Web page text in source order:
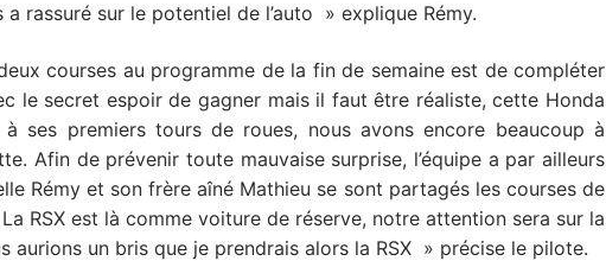
a rassuré sur le potentiel de l’auto » explique Rémy.
courses au programme de la fin de semaine est de compléter
le secret espoir de gagner mais il faut être réaliste, cette Honda
ses premiers tours de roues, nous avons encore beaucoup à
Afin de prévenir toute mauvaise surprise, l’équipe a par ailleurs
Rémy et son frère aîné Mathieu se sont partagés les courses de
RSX est là comme voiture de réserve, notre attention sera sur la
aurions un bris que je prendrais alors la RSX » précise le pilote.